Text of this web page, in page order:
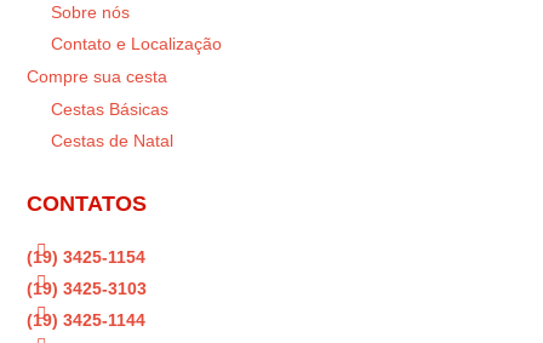
Sobre nós
Contato e Localização
Compre sua cesta
Cestas Básicas
Cestas de Natal
CONTATOS

(19) 3425-1154

(19) 3425-3103

(19) 3425-1144